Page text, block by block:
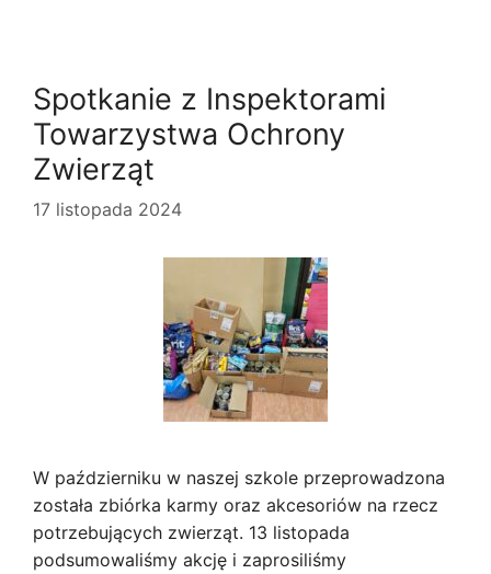
Spotkanie z Inspektorami
Towarzystwa Ochrony
Zwierząt
17 listopada 2024
W październiku w naszej szkole przeprowadzona
została zbiórka karmy oraz akcesoriów na rzecz
potrzebujących zwierząt. 13 listopada
podsumowaliśmy akcję i zaprosiliśmy